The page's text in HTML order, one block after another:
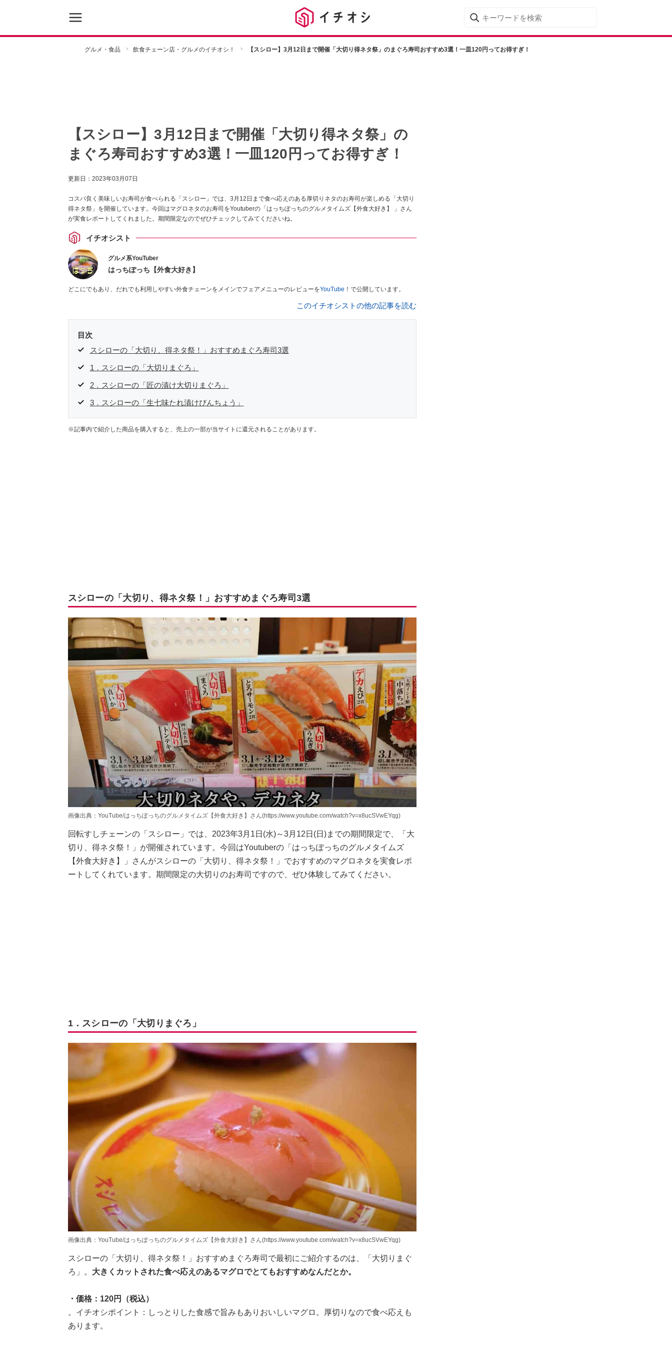
グルメ・食品 飲食チェーン店・グルメのイチオシ！ 【スシロー】3月12日まで開催「大切り得ネタ祭」のまぐろ寿司おすすめ3選！一皿120円ってお得すぎ！
【スシロー】3月12日まで開催「大切り得ネタ祭」の
まぐろ寿司おすすめ3選！一皿120円ってお得すぎ！
更新日： 2023年03月07日
コスパ良く美味しいお寿司が食べられる「スシロー」では、3月12日まで食べ応えのある厚切りネタのお寿司が楽しめる「大切り
得ネタ祭」を開催しています。今回はマグロネタのお寿司をYoutuberの「はっちぽっちのグルメタイムズ【外食大好き】 」さん
が実食レポートしてくれました。期間限定なのでぜひチェックしてみてくださいね。
イチオシスト
グルメ系YouTuber
はっちぽっち【外食大好き】
どこにでもあり、だれでも利用しやすい外食チェーンをメインでフェアメニューのレビューをYouTube ！で公開しています。
このイチオシストの他の記事を読む
目次
スシローの「大切り、得ネタ祭！」おすすめまぐろ寿司3選
1．スシローの「大切りまぐろ」
2．スシローの「匠の漬け大切りまぐろ」
3．スシローの「生七味たれ漬けびんちょう」
※記事内で紹介した商品を購入すると、売上の一部が当サイトに還元されることがあります。
スシローの「大切り、得ネタ祭！」おすすめまぐろ寿司3選
画像出典：YouTube/はっちぽっちのグルメタイムズ【外食大好き】さん(https://www.youtube.com/watch?v=x8ucSVwEYqg)
回転すしチェーンの「スシロー」では、2023年3月1日(水)～3月12日(日)までの期間限定で、「大
切り、得ネタ祭！」が開催されています。今回はYoutuberの「はっちぽっちのグルメタイムズ
【外食大好き】」さんがスシローの「大切り、得ネタ祭！」でおすすめのマグロネタを実食レポ
ートしてくれています。期間限定の大切りのお寿司ですので、ぜひ体験してみてください。
1．スシローの「大切りまぐろ」
画像出典：YouTube/はっちぽっちのグルメタイムズ【外食大好き】さん(https://www.youtube.com/watch?v=x8ucSVwEYqg)
スシローの「大切り、得ネタ祭！」おすすめまぐろ寿司で最初にご紹介するのは、「大切りまぐ
ろ」。 大きくカットされた食べ応えのあるマグロでとてもおすすめなんだとか。
・価格：120円（税込）
。イチオシポイント：しっとりした食感で旨みもありおいしいマグロ。厚切りなので食べ応えも
あります。